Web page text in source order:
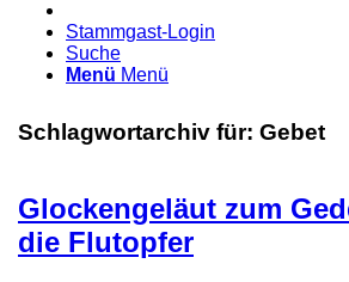
Stammgast-Login
Suche
Menü Menü
Schlagwortarchiv für: Gebet
Glockengeläut zum
die Flutopfer